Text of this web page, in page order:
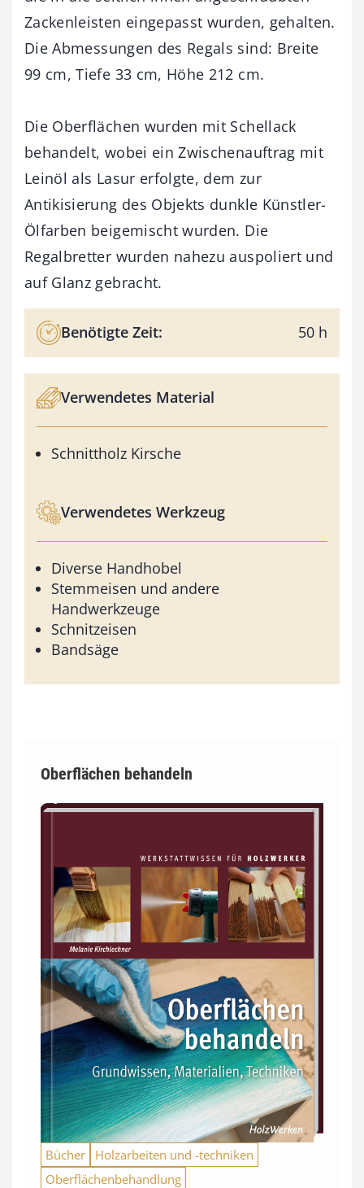
Zackenleisten eingepasst wurden, gehalten.
Die Abmessungen des Regals sind: Breite
99 cm, Tiefe 33 cm, Höhe 212 cm.
Die Oberflächen wurden mit Schellack
behandelt, wobei ein Zwischenauftrag mit
Leinöl als Lasur erfolgte, dem zur
Antikisierung des Objekts dunkle Künstler-
Ölfarben beigemischt wurden. Die
Regalbretter wurden nahezu auspoliert und
auf Glanz gebracht.
Benötigte Zeit: 50 h
Verwendetes Material
Schnittholz Kirsche
Verwendetes Werkzeug
Diverse Handhobel
Stemmeisen und andere
Handwerkzeuge
Schnitzeisen
Bandsäge
Oberflächen behandeln
Bücher
Holzarbeiten und -techniken
Oberflächenbehandlung